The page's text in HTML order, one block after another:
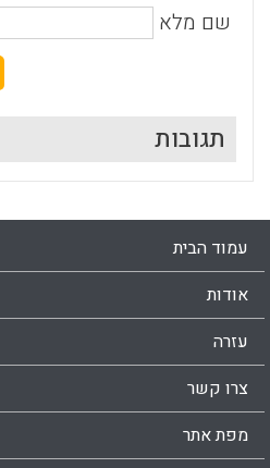
שם מלא
תגובות
עמוד הבית
אודות
עזרה
צרו קשר
מפת אתר